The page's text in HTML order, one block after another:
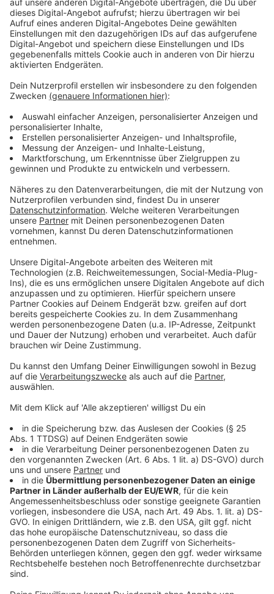
bleiben. Insbesondere Berufsschulen und die
duale Berufsausbildung müssen gestärkt werden,
damit Betriebe die Fachkräfte von morgen
ausbilden können.
Kleinere und mittlere Unternehmen bei Steuern,
Bürokratie, Energie- und Spritpreisen entlasten,
damit der RBK wirtschaftlich Zukunft hat.
durch gezielte Aufforstung, Behebung von
Schadflächen, Bewahrung von
Überflutungsflächen und präventivem
Katastrophenschutz statt abstrakter Klimapolitik,
bewahren.
Was können Sie in Düsseldorf für das Rheinisch-
Bergische erreichen?
Das Land kann viele steuernde Impulse setzen und
Fördermittel bereitstellen. Eine entscheidende
Präventionsmaßnahme zur Klimawandelanpassung
wäre, Bodenversiegelung und Flächenverbrauch z.B.
durch den Bau von Verkehrsflächen, Gewerbegebieten
oder Wohnneubauten auf ein Minimum zu reduzieren.
Das umfasst auch die dringende Thematik der
Wohnraumknappheit mit Rekordmieten und
Rekordimmobilienpreisen im Umland von Köln. Bei der
Wohnbebauung muss die Innenentwicklung Vorrang
haben. Entsprechend müssen Potenziale des „Bauens
im Bestand“, der Nachverdichtung, Umnutzung und
Aufstockung aktiviert werden. Auch müssen die
Kommunen und gemeinnützige
Wohnungsbaugenossenschaften als
wohnungsmarktpolitische Akteure gestärkt werden,
etwa durch eine aktive Liegenschafts- und
Bodenvorratspolitik. Wir müssen vom Prinzip reiner
Profitmaximierung bei Neubauvorhaben abkommen.
Als Kind war mein Berufswunsch:Rechtsanwalt,
weil ich mich immer für die gerechte Sache einsetzen
wollte.